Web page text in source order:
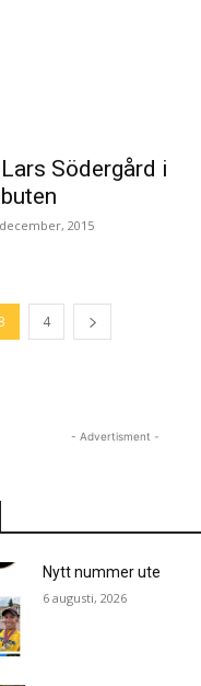
Södergård i
2015
4
- Advertisment -
Nytt nummer ute
6 augusti, 2026